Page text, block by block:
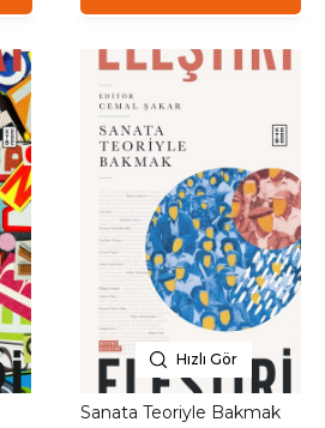
Hızlı Gör
Sanata Teoriyle Bakmak